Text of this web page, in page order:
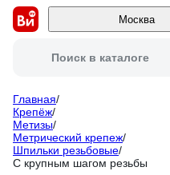
Москва
Поиск в каталоге
Главная/
Крепёж/
Метизы/
Метрический крепеж/
Шпильки резьбовые/
С крупным шагом резьбы